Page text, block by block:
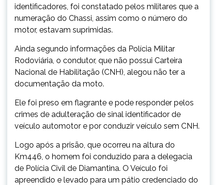
identificadores, foi constatado pelos militares que a
numeração do Chassi, assim como o número do
motor, estavam suprimidas.
Ainda segundo informações da Polícia Militar
Rodoviária, o condutor, que não possui Carteira
Nacional de Habilitação (CNH), alegou não ter a
documentação da moto.
Ele foi preso em flagrante e pode responder pelos
crimes de adulteração de sinal identificador de
veículo automotor e por conduzir veículo sem CNH.
Logo após a prisão, que ocorreu na altura do
Km446, o homem foi conduzido para a delegacia
de Polícia Civil de Diamantina. O Veículo foi
apreendido e levado para um pátio credenciado do